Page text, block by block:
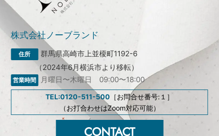
株式会社ノーブランド
群馬県高崎市上並榎町1192-6
（2024年6月横浜市より移転）
月曜日〜木曜日 09:00〜18:00
TEL:0120-511-500 ［お問合せ番号:１］
（お打合わせはZoom対応可能）